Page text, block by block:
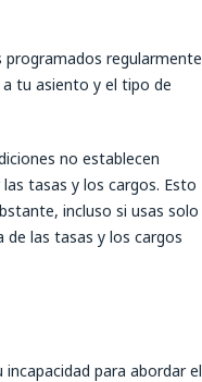
programados regularmente
tu asiento y el tipo de
no establecen
tasas y los cargos. Esto
incluso si usas solo
las tasas y los cargos
para abordar el